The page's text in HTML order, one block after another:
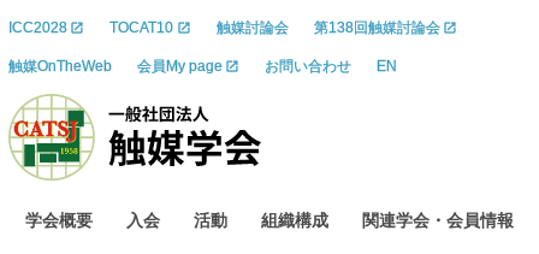
ICC2028 TOCAT10 触媒討論会 第138回触媒討論会
触媒OnTheWeb 会員My page お問い合わせ EN
学会概要 入会 活動 組織構成 関連学会 ・ 会員情報